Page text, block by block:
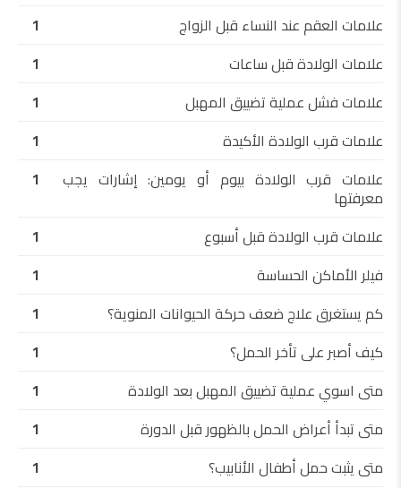
علامات العقم عند النساء قبل الزواج
1
علامات الولادة قبل ساعات
1
علامات فشل عملية تضييق المهبل
1
علامات قرب الولادة الأكيدة
1
علامات قرب الولادة بيوم أو يومين: إشارات يجب
معرفتها
1
علامات قرب الولادة قبل أسبوع
1
فيلر الأماكن الحساسة
1
كم يستغرق علاج ضعف حركة الحيوانات المنوية؟
1
كيف أصبر على تأخر الحمل؟
1
متى اسوي عملية تضييق المهبل بعد الولادة
1
متى تبدأ أعراض الحمل بالظهور قبل الدورة
1
متى يثبت حمل أطفال الأنابيب؟
1